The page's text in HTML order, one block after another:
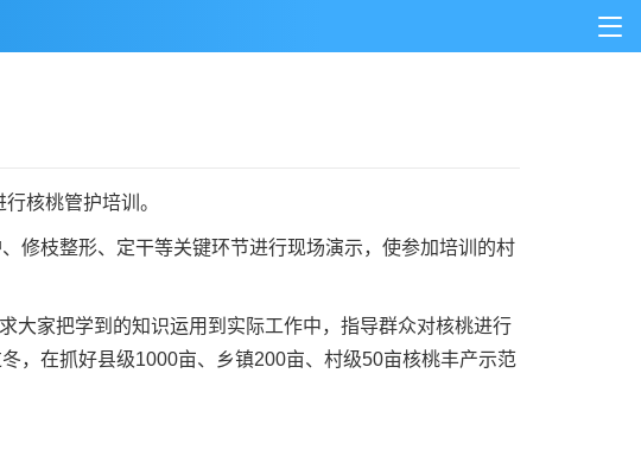
核桃管护培训。
枝整形、定干等关键环节进行现场演示，使参加培训的村
家把学到的知识运用到实际工作中，指导群众对核桃进行
，在抓好县级1000亩、乡镇200亩、村级50亩核桃丰产示范